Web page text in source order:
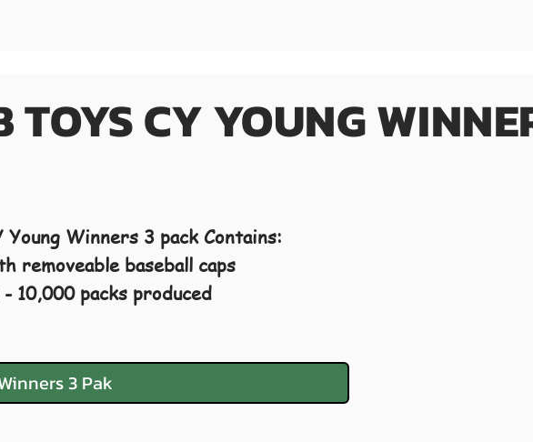
TOYS CY YOUNG
Young Winners 3 pack Contains:
removeable baseball caps
10,000 packs produced